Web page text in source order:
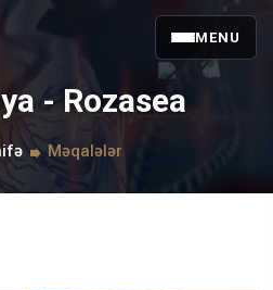
MENU
- Rozasea
Məqalələr